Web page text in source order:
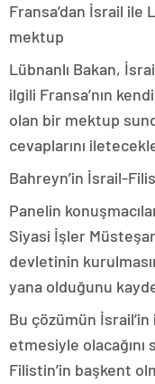
Fransa’dan İsrail ile
mektup
Lübnanlı Bakan,
ilgili Fransa’nın
olan bir mektup
cevaplarını
Bahreyn’in İsrail-
Panelin
Siyasi İşler
devletinin
yana olduğunu
Bu çözümün
etmesiyle olacağını
Filistin’in başkent